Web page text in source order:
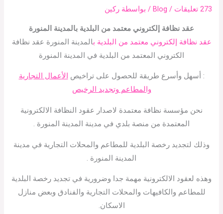
273 تعليقات /
Blog / بواسطة ركين
عقد نظافة إلكتروني معتمد من البلدية بالمدينة المنورة
عقد نظافة إلكتروني معتمد من البلدية بالمدينة المنورة عقد نظافة
الكتروني المعتمد من البلدية في المدينة المنورة
: أسهل وأسرع طريقة للحصول على تراخيص
الأعمال التجارية
والمطاعم وتجديد الرخيص
نحن مؤسسة نظافة معتمدة لاصدار عقود النظافة الالكترونية
المعتمدة من منصة بلدي في مدينة المدينة المنورة .
وذلك لتجديد رخصة البلدية للمطاعم والمحلات التجارية في مدينة
المدينة المنورة .
وهذه لعقود الالكترونية مهمة جدا وضرورية في تجديد رخصة البلدية
للمطاعم والكافيهات والمحلات التجارية والفنادق وبعض منازل
الاسكان.